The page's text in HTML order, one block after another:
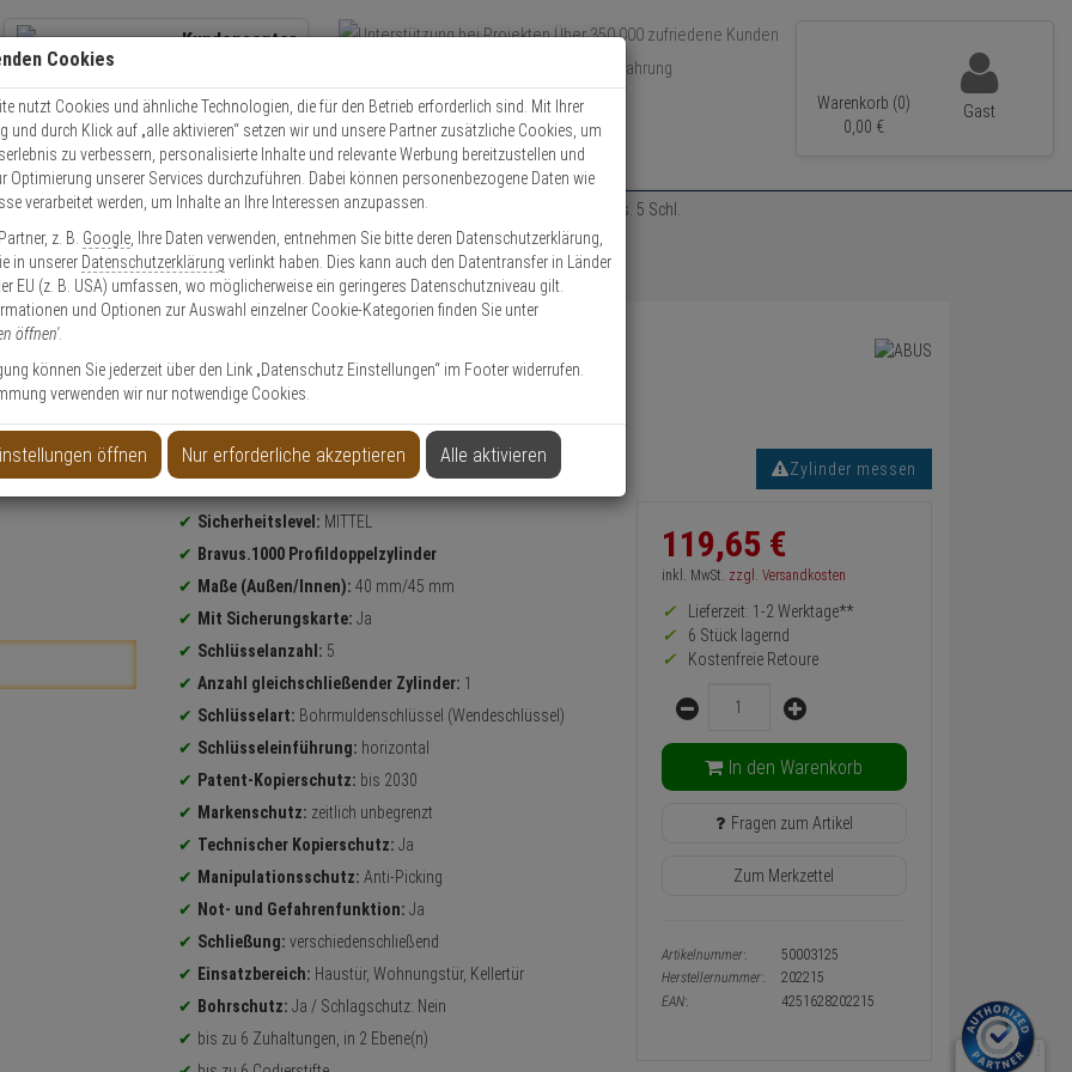
Kundencenter
Kontaktservice nutzen
Mo. - Do.: 8:00 - 16:30 Fr. 8:00 - 14:00 Uhr
Über 350.000 zufriedene Kunden
Über 15 Jahre Erfahrung
Schneller Versand
Warenkorb (0)
0, 00 €
Gast
Schließzylinder Schließzylinder Set Abus Bravus 1000 Doppelzylinder 40/45 vs. 5 Schl.
40/45 vs. 5 Schl.
Zylinder messen
Produktinformationen
Sicherheitslevel: MITTEL
Bravus.1000 Profildoppelzylinder
Maße (Außen/Innen): 40 mm/45 mm
Mit Sicherungskarte: Ja
Schlüsselanzahl: 5
Anzahl gleichschließender Zylinder: 1
Schlüsselart: Bohrmuldenschlüssel (Wendeschlüssel)
Schlüsseleinführung: horizontal
Patent-Kopierschutz: bis 2030
Markenschutz: zeitlich unbegrenzt
Technischer Kopierschutz: Ja
Manipulationsschutz: Anti-Picking
Not- und Gefahrenfunktion: Ja
Schließung: verschiedenschließend
Einsatzbereich: Haustür, Wohnungstür, Kellertür
Bohrschutz: Ja / Schlagschutz: Nein
bis zu 6 Zuhaltungen, in 2 Ebene(n)
Informationen
zurück
Preis,
und
Warenkorb-
oder
Button
119,65 €
inkl. MwSt. zzgl. Versandkosten
Lieferzeit: 1-2 Werktage**
6 Stück lagernd
Kostenfreie Retoure
Menge
In den Warenkorb
Fragen zum Artikel
Zum Merkzettel
Artikelnummer:
50003125
Herstellernummer:
202215
EAN:
4251628202215
Cookies
nutzt Cookies und ähnliche Technologien, die für den Betrieb erforderlich sind. Mit Ihrer
und durch Klick auf „alle aktivieren“ setzen wir und unsere Partner zusätzliche Cookies, um
zu verbessern, personalisierte Inhalte und relevante Werbung bereitzustellen und
Optimierung unserer Services durchzuführen. Dabei können personenbezogene Daten wie
verarbeitet werden, um Inhalte an Ihre Interessen anzupassen.
z. B. Google , Ihre Daten verwenden, entnehmen Sie bitte deren Datenschutzerklärung,
in unserer Datenschutzerklärung verlinkt haben. Dies kann auch den Datentransfer in Länder
EU (z. B. USA) umfassen, wo möglicherweise ein geringeres Datenschutzniveau gilt.
und Optionen zur Auswahl einzelner Cookie-Kategorien finden Sie unter
öffnen'.
können Sie jederzeit über den Link „Datenschutz Einstellungen“ im Footer widerrufen.
verwenden wir nur notwendige Cookies.
öffnen Nur erforderliche akzeptieren Alle aktivieren